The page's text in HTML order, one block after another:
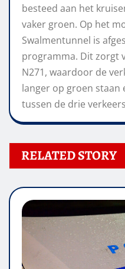
besteed aan het
vaker groen. Op het
Swalmentunnel is
programma. Dit zorgt
N271, waardoor de
langer op groen staan
tussen de drie
RELATED STORY